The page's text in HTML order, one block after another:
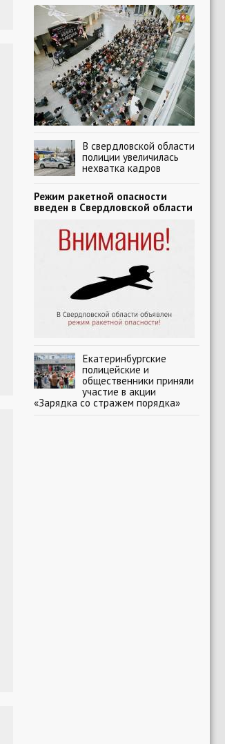
В свердловской области
полиции увеличилась
нехватка кадров
Режим ракетной опасности
введен в Свердловской области
Екатеринбургские
полицейские и
общественники приняли
участие в акции
«Зарядка со стражем порядка»